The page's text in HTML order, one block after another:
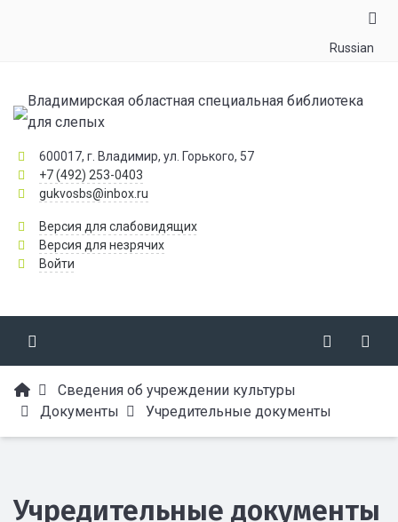
Russian
Владимирская областная специальная библиотека
для слепых
600017, г. Владимир, ул. Горького, 57
+7 (492) 253-0403
gukvosbs@inbox.ru
Версия для слабовидящих
Версия для незрячих
Войти
Сведения об учреждении культуры
Документы
Учредительные документы
Учредительные документы